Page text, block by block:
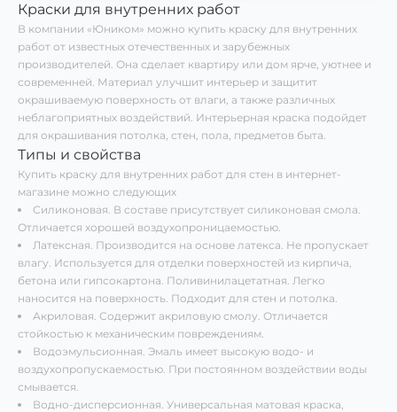
Краски для внутренних работ
В компании «Юником» можно купить краску для внутренних
работ от известных отечественных и зарубежных
производителей. Она сделает квартиру или дом ярче, уютнее и
современней. Материал улучшит интерьер и защитит
окрашиваемую поверхность от влаги, а также различных
неблагоприятных воздействий. Интерьерная краска подойдет
для окрашивания потолка, стен, пола, предметов быта.
Типы и свойства
Купить краску для внутренних работ для стен в интернет-
магазине можно следующих
Силиконовая. В составе присутствует силиконовая смола.
Отличается хорошей воздухопроницаемостью.
Латексная. Производится на основе латекса. Не пропускает
влагу. Используется для отделки поверхностей из кирпича,
бетона или гипсокартона. Поливинилацетатная. Легко
наносится на поверхность. Подходит для стен и потолка.
Акриловая. Содержит акриловую смолу. Отличается
стойкостью к механическим повреждениям.
Водоэмульсионная. Эмаль имеет высокую водо- и
воздухопропускаемостью. При постоянном воздействии воды
смывается.
Водно-дисперсионная. Универсальная матовая краска,